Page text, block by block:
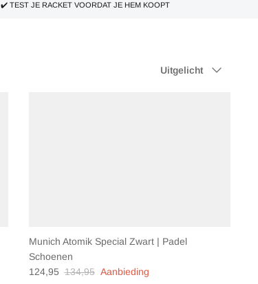
✔️ TEST JE RACKET VOORDAT JE HEM KOOPT
op
Uitgelicht
Munich Atomik Special Zwart | Padel
Schoenen
124,95 134,95 Aanbieding